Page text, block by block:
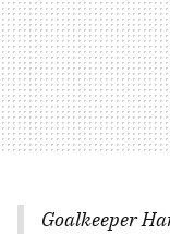
Goalkeeper